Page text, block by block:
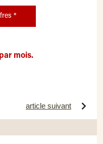
les offres *
mois.
article suivant